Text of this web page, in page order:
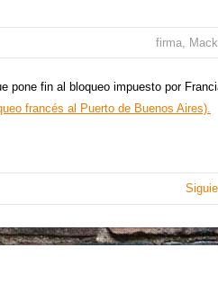
firma,
pone fin al bloqueo impuesto por
francés al Puerto de Buenos Aires).